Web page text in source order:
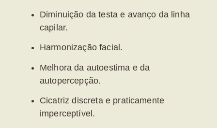
Diminuição da testa e avanço da linha
capilar.
Harmonização facial.
Melhora da autoestima e da
autopercepção.
Cicatriz discreta e praticamente
imperceptível.